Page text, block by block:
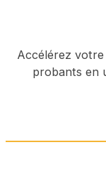
Accélérez
probants en